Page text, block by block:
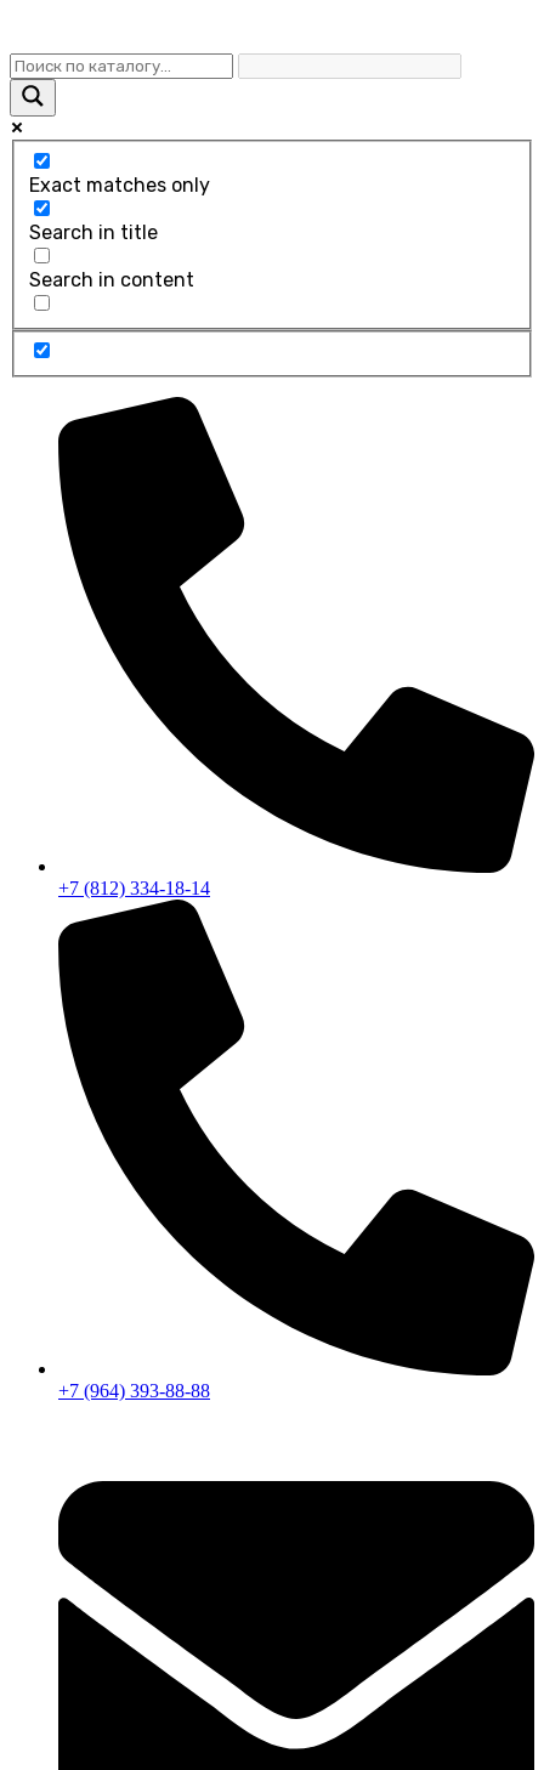
Exact matches only
Search in title
Search in content
+7 (812) 334-18-14
+7 (964) 393-88-88